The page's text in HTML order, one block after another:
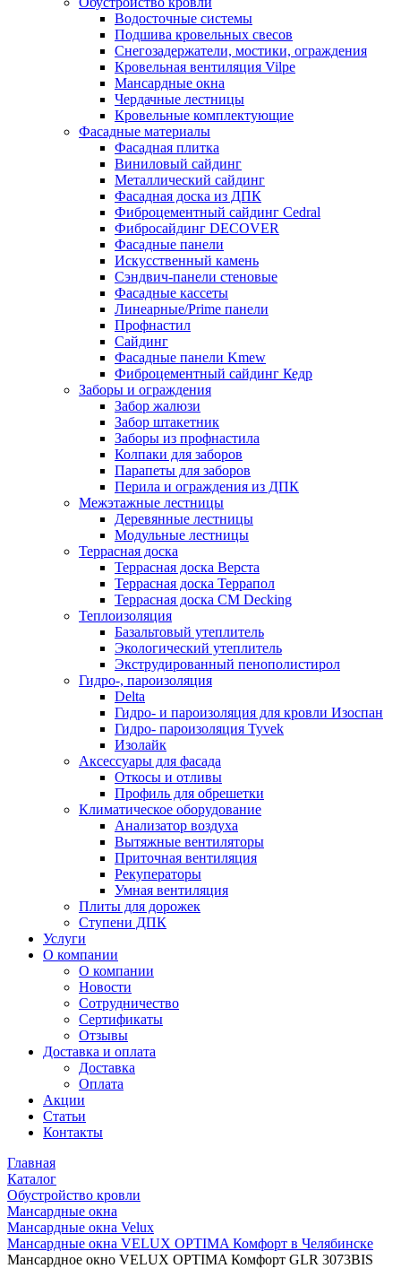
Водосточные системы
Подшива кровельных свесов
Снегозадержатели, мостики, ограждения
Кровельная вентиляция Vilpe
Мансардные окна
Чердачные лестницы
Кровельные комплектующие
Фасадные материалы
Фасадная плитка
Виниловый сайдинг
Металлический сайдинг
Фасадная доска из ДПК
Фиброцементный сайдинг Cedral
Фибросайдинг DECOVER
Фасадные панели
Искусственный камень
Сэндвич-панели стеновые
Фасадные кассеты
Линеарные/Prime панели
Профнастил
Сайдинг
Фасадные панели Kmew
Фиброцементный сайдинг Кедр
Заборы и ограждения
Забор жалюзи
Забор штакетник
Заборы из профнастила
Колпаки для заборов
Парапеты для заборов
Перила и ограждения из ДПК
Межэтажные лестницы
Деревянные лестницы
Модульные лестницы
Террасная доска
Террасная доска Верста
Террасная доска Террапол
Террасная доска CM Decking
Теплоизоляция
Базальтовый утеплитель
Экологический утеплитель
Экструдированный пенополистирол
Гидро-, пароизоляция
Delta
Гидро- и пароизоляция для кровли Изоспан
Гидро- пароизоляция Tyvek
Изолайк
Аксессуары для фасада
Откосы и отливы
Профиль для обрешетки
Климатическое оборудование
Анализатор воздуха
Вытяжные вентиляторы
Приточная вентиляция
Рекуператоры
Умная вентиляция
Плиты для дорожек
Ступени ДПК
Услуги
О компании
О компании
Новости
Сотрудничество
Сертификаты
Отзывы
Доставка и оплата
Доставка
Оплата
Акции
Статьи
Контакты
Главная
Каталог
Обустройство кровли
Мансардные окна
Мансардные окна Velux
Мансардные окна VELUX OPTIMA Комфорт в Челябинске
Мансардное окно VELUX OPTIMA Комфорт GLR 3073BIS